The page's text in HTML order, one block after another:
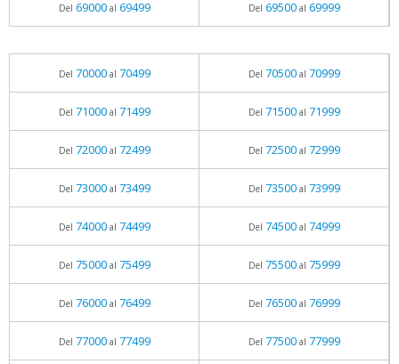
Del 69000al 69499 Del 69500al 69999
Del 70000al 70499 Del 70500al 70999
Del 71000al 71499 Del 71500al 71999
Del 72000al 72499 Del 72500al 72999
Del 73000al 73499 Del 73500al 73999
Del 74000al 74499 Del 74500al 74999
Del 75000al 75499 Del 75500al 75999
Del 76000al 76499 Del 76500al 76999
Del 77000al 77499 Del 77500al 77999